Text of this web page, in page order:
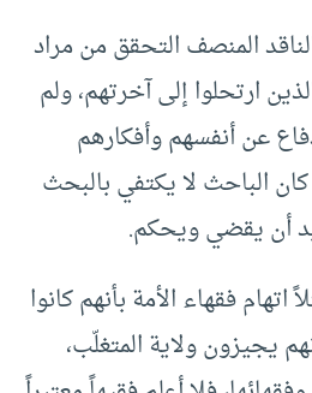
المنصف التحقق من مراد
ارتحلوا إلى آخرتهم، ولم
عن أنفسهم وأفكارهم
الباحث لا يكتفي بالبحث
أن يقضي ويحكم.
فقهاء الأمة بأنهم كانوا
يجيزون ولاية المتغلّب،